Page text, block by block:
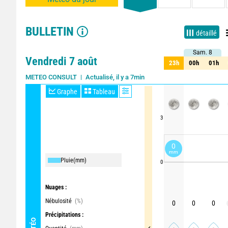
BULLETIN détaillé
Vendredi 7 août
METEO CONSULT Actualisé, il y a 7min
Graphe Tableau
Pluie(mm)
Nuages :
Nébulosité (%)
Précipitations :
3
0
Sam. 8
23h 00h 01h
Sam. 8
23h 00h 01h
0 0 0
0
mm